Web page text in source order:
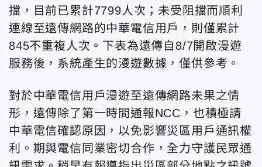
擋，目前已累計7799人次；未受阻擋而順利
連線至遠傳網路的中華電信用戶，則僅累計
845不重複人次。下表為遠傳自8/7開啟漫遊
服務後，系統產生的漫遊數據，僅供參考。
對於中華電信用戶漫遊至遠傳網路未果之情
形，遠傳除了第一時間通報NCC，也積極請
中華電信確認原因，以免影響災區用戶通訊權
利。期與電信同業密切合作，全力守護民眾通